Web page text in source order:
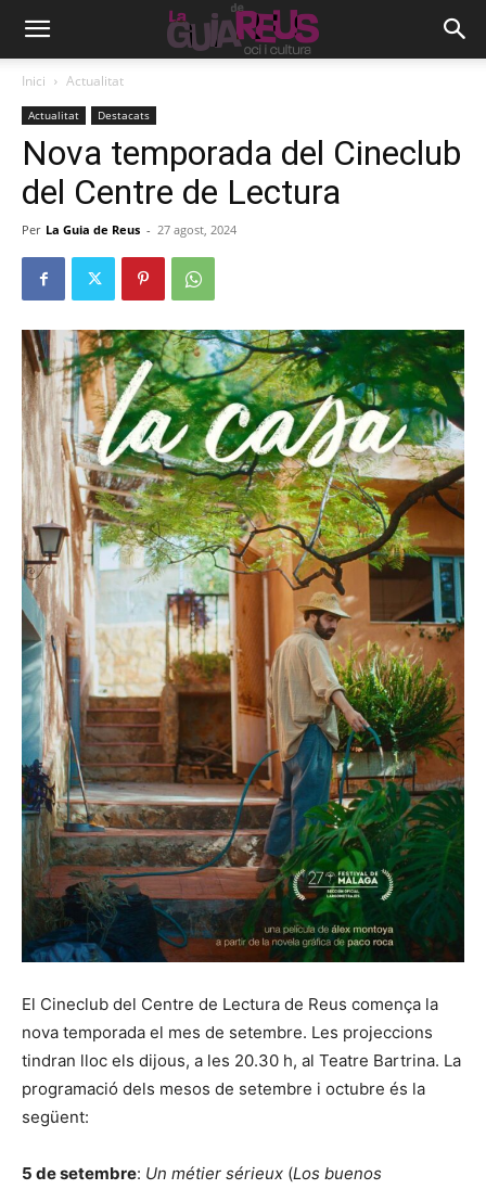
Inici Actualitat
Actualitat Destacats
Nova temporada del Cineclub
del Centre de Lectura
Per La Guia de Reus - 27 agost, 2024
El Cineclub del Centre de Lectura de Reus comença la
nova temporada el mes de setembre. Les projeccions
tindran lloc els dijous, a les 20.30 h, al Teatre Bartrina. La
programació dels mesos de setembre i octubre és la
següent:
5 de setembre: Un métier sérieux (Los buenos